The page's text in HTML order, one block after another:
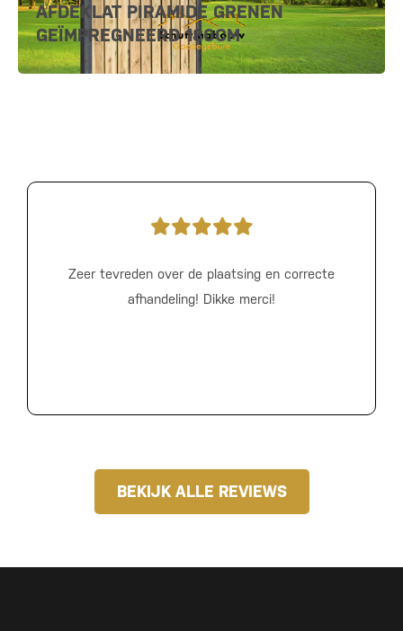
AFDEKLAT PIRAMIDE GRENEN
GEÏMPREGNEERD 180CM
Zeer tevreden over de plaatsing en correcte
afhandeling! Dikke merci!
BEKIJK ALLE REVIEWS